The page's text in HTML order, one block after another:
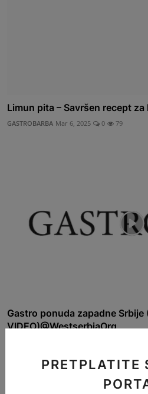
PRETPLATITE
Limun pita – Savršen recept
GASTROBARBA Mar 6, 2025 0 79
Gastro ponuda zapadne Srbije
VIDEO)@WestserbiaOrg